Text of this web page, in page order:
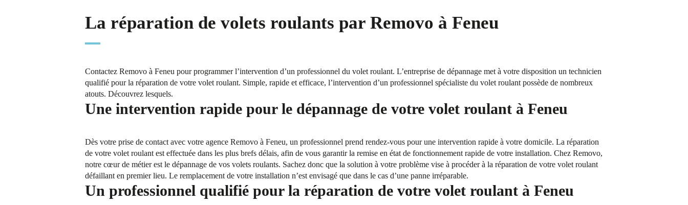
La réparation de volets roulants par Removo à Feneu
Contactez Removo à Feneu pour programmer l’intervention d’un professionnel du volet roulant. L’entreprise de dépannage met à votre disposition un technicien
qualifié pour la réparation de votre volet roulant. Simple, rapide et efficace, l’intervention d’un professionnel spécialiste du volet roulant possède de nombreux
atouts. Découvrez lesquels.
Une intervention rapide pour le dépannage de votre volet roulant à Feneu
Dès votre prise de contact avec votre agence Removo à Feneu, un professionnel prend rendez-vous pour une intervention rapide à votre domicile. La réparation
de votre volet roulant est effectuée dans les plus brefs délais, afin de vous garantir la remise en état de fonctionnement rapide de votre installation. Chez Removo,
notre cœur de métier est le dépannage de vos volets roulants. Sachez donc que la solution à votre problème vise à procéder à la réparation de votre volet roulant
défaillant en premier lieu. Le remplacement de votre installation n’est envisagé que dans le cas d’une panne irréparable.
Un professionnel qualifié pour la réparation de votre volet roulant à Feneu